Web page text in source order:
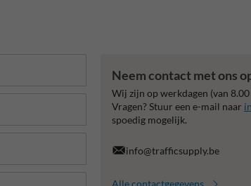
Neem contact met ons
Wij zijn op werkdagen (van
Vragen? Stuur een e-mail naar
spoedig mogelijk.
info@trafficsupply.be
Alle contactgegevens